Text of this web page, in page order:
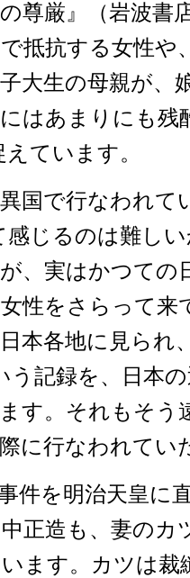
尊厳』（岩波書
抵抗する女性や
大生の母親が、
はあまりにも残
ています。
国で行なわれて
感じるのは難し
、実はかつての
性をさらって来
本各地に見られ
う記録を、日本
す。それもそう
に行なわれてい
件を明治天皇に
正造も、妻のカ
ます。カツは裁